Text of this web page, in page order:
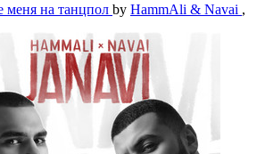
меня на танцпол by HammAli & Navai ,